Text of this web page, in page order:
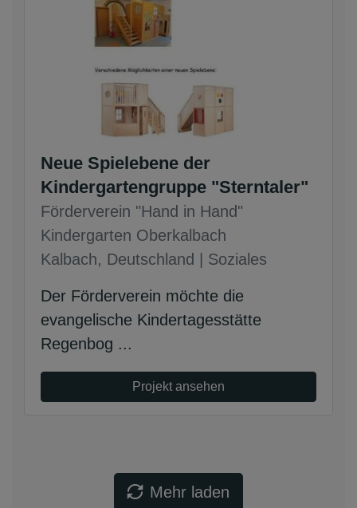
Neue Spielebene der
Kindergartengruppe "Sterntaler"
Förderverein "Hand in Hand"
Kindergarten Oberkalbach
Kalbach, Deutschland | Soziales
Der Förderverein möchte die
evangelische Kindertagesstätte
Regenbog ...
Projekt ansehen
Mehr laden